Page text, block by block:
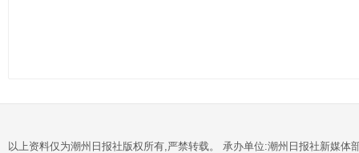
以上资料仅为潮州日报社版权所有,严禁转载。 承办单位:潮州日报社新媒体